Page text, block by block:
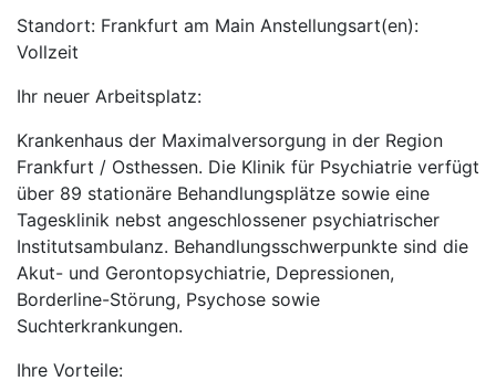
Standort: Frankfurt am Main Anstellungsart(en):
Vollzeit
Ihr neuer Arbeitsplatz:
Krankenhaus der Maximalversorgung in der Region
Frankfurt / Osthessen. Die Klinik für Psychiatrie verfügt
über 89 stationäre Behandlungsplätze sowie eine
Tagesklinik nebst angeschlossener psychiatrischer
Institutsambulanz. Behandlungsschwerpunkte sind die
Akut- und Gerontopsychiatrie, Depressionen,
Borderline-Störung, Psychose sowie
Suchterkrankungen.
Ihre Vorteile: